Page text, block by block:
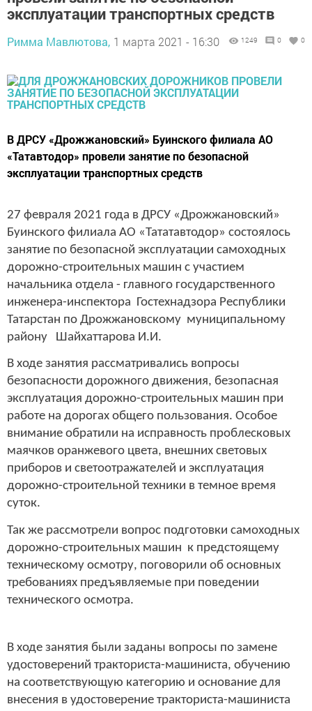
эксплуатации транспортных средств
Римма Мавлютова, 1 марта 2021 - 16:30 1249 0 0
В ДРСУ «Дрожжановский» Буинского филиала АО
«Татавтодор» провели занятие по безопасной
эксплуатации транспортных средств
27 февраля 2021 года в ДРСУ «Дрожжановский»
Буинского филиала АО «Тататавтодор» состоялось
занятие по безопасной эксплуатации самоходных
дорожно-строительных машин с участием
начальника отдела - главного государственного
инженера-инспектора Гостехнадзора Республики
Татарстан по Дрожжановскому муниципальному
району Шайхаттарова И.И.
В ходе занятия рассматривались вопросы
безопасности дорожного движения, безопасная
эксплуатация дорожно-строительных машин при
работе на дорогах общего пользования. Особое
внимание обратили на исправность проблесковых
маячков оранжевого цвета, внешних световых
приборов и светоотражателей и эксплуатация
дорожно-строительной техники в темное время
суток.
Так же рассмотрели вопрос подготовки самоходных
дорожно-строительных машин к предстоящему
техническому осмотру, поговорили об основных
требованиях предъявляемые при поведении
технического осмотра.
В ходе занятия были заданы вопросы по замене
удостоверений тракториста-машиниста, обучению
на соответствующую категорию и основание для
внесения в удостоверение тракториста-машиниста